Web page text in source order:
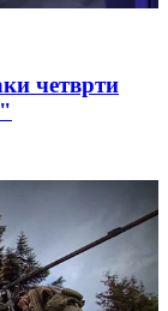
четврти